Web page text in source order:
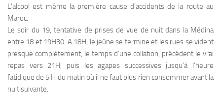
L’alcool est même la première cause d’accidents de la route au
Maroc.
Le soir du 19, tentative de prises de vue de nuit dans la Médina
entre 18 et 19H30. A 18H, le jeûne se termine et les rues se vident
presque complètement, le temps d’une collation, précédent le vrai
repas vers 21H, puis les agapes successives jusqu’à l’heure
fatidique de 5 H du matin où il ne faut plus rien consommer avant la
nuit suivante.